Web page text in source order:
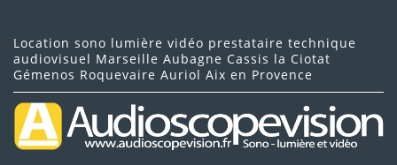
Location sono lumière vidéo prestataire technique
audiovisuel Marseille Aubagne Cassis la Ciotat
Gémenos Roquevaire Auriol Aix en Provence